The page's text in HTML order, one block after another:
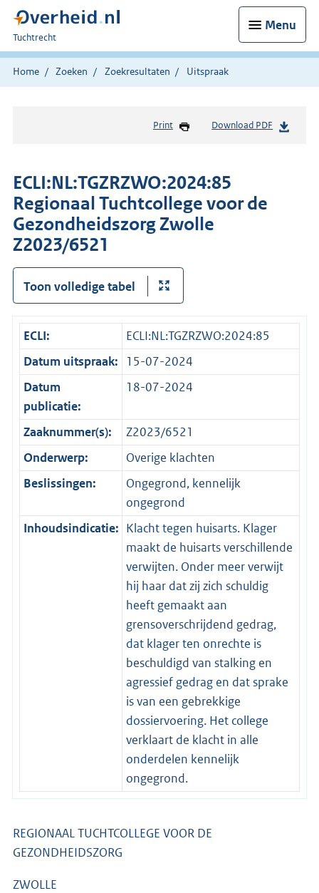
Menu
U
bent
hier:
Tuchtrecht
Home Zoeken Zoekresultaten Uitspraak
Print Download PDF
ECLI:NL:TGZRZWO:2024:85
Regionaal Tuchtcollege voor de
Gezondheidszorg Zwolle
Z2023/6521
Toon volledige tabel
ECLI:
ECLI:NL:TGZRZWO:2024:85
Datum uitspraak:
15-07-2024
Datum
publicatie:
18-07-2024
Zaaknummer(s):
Z2023/6521
Onderwerp:
Overige klachten
Beslissingen:
Ongegrond, kennelijk
ongegrond
Inhoudsindicatie: Klacht tegen huisarts. Klager
maakt de huisarts verschillende
verwijten. Onder meer verwijt
hij haar dat zij zich schuldig
heeft gemaakt aan
grensoverschrijdend gedrag,
dat klager ten onrechte is
beschuldigd van stalking en
agressief gedrag en dat sprake
is van een gebrekkige
dossiervoering. Het college
verklaart de klacht in alle
onderdelen kennelijk
ongegrond.
REGIONAAL TUCHTCOLLEGE VOOR DE
GEZONDHEIDSZORG
ZWOLLE